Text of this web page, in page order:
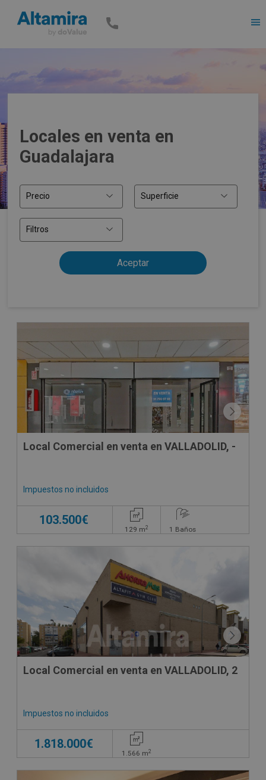
Locales en venta en
Guadalajara
Precio Superficie
Filtros
Local Comercial en venta en VALLADOLID, -
Impuestos no incluidos
103.500€
129 m2 1 Baños
Local Comercial en venta en VALLADOLID, 2
Impuestos no incluidos
1.818.000€
1.566 m2